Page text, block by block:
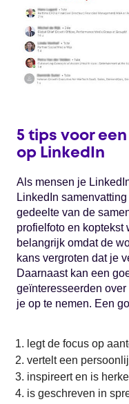
5 tips voor
op LinkedIn
Als mensen je
LinkedIn
gedeelte van de
profielfoto en koptekst
belangrijk omdat de
kans vergroten dat je
Daarnaast kan een
geïnteresseerden
je op te nemen. Een
legt de focus op
vertelt een
inspireert en is
is geschreven in